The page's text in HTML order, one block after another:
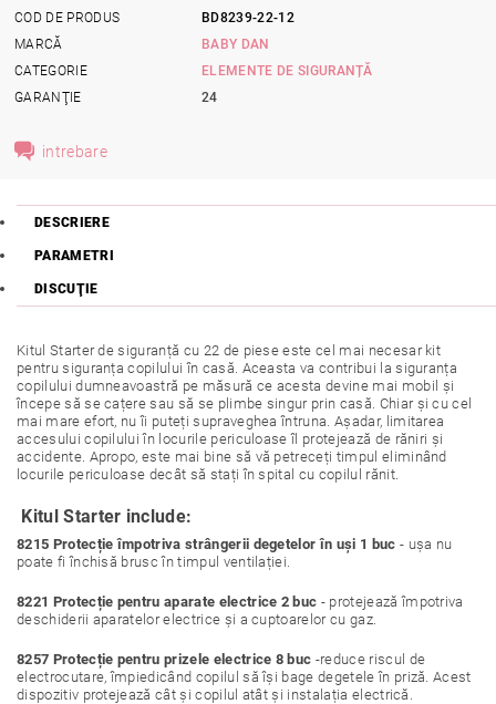
COD DE PRODUS
BD8239-22-12
MARCĂ
BABY DAN
CATEGORIE
ELEMENTE DE SIGURANȚĂ
GARANŢIE
24
intrebare
DESCRIERE
PARAMETRI
DISCUŢIE
Kitul Starter de siguranță cu 22 de piese este cel mai necesar kit
pentru siguranța copilului în casă. Aceasta va contribui la siguranța
copilului dumneavoastră pe măsură ce acesta devine mai mobil și
începe să se cațere sau să se plimbe singur prin casă. Chiar și cu cel
mai mare efort, nu îi puteți supraveghea întruna. Așadar, limitarea
accesului copilului în locurile periculoase îl protejează de răniri și
accidente. Apropo, este mai bine să vă petreceți timpul eliminând
locurile periculoase decât să stați în spital cu copilul rănit.
Kitul Starter include:
8215 Protecție împotriva strângerii degetelor în uși 1 buc - ușa nu
poate fi închisă brusc în timpul ventilației.
8221 Protecție pentru aparate electrice 2 buc - protejează împotriva
deschiderii aparatelor electrice și a cuptoarelor cu gaz.
8257 Protecție pentru prizele electrice 8 buc -reduce riscul de
electrocutare, împiedicând copilul să își bage degetele în priză. Acest
dispozitiv protejează cât și copilul atât și instalația electrică.